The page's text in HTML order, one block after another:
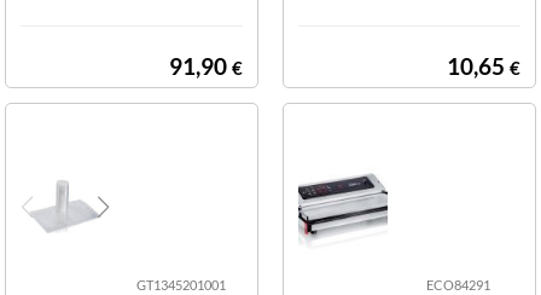
91,90 € 10,65 €
GT1345201001 ECO84291